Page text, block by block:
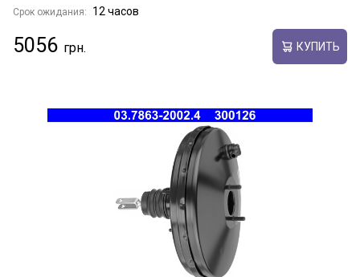
Срок ожидания: 12 часов
5056 КУПИТЬ